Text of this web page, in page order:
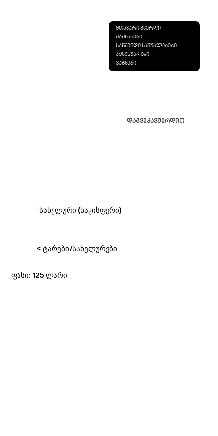
მთავარი გვერდი
შაშხანები
საწმენდი საშუალებები
აქსესუარები
ვაზნები
დაგვიკავშირდით
სახელური (ხაკისფერი)
< ტარები/სახელურები
ფასი: 125 ლარი